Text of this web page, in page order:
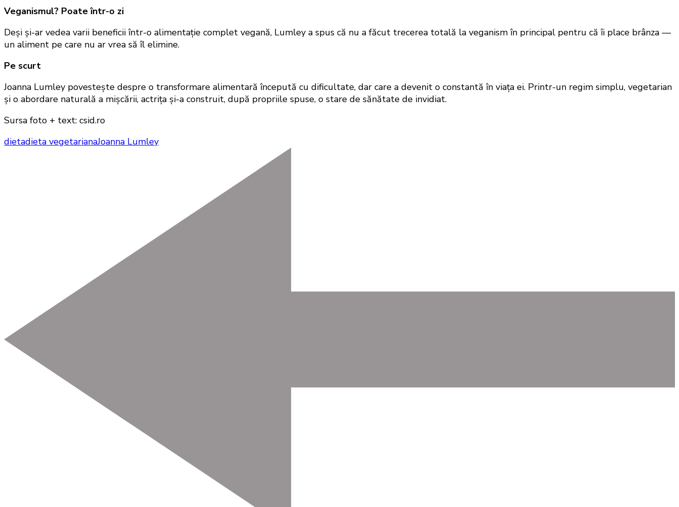
Veganismul? Poate într-o zi
Deși și-ar vedea varii beneficii într-o alimentație complet vegană, Lumley a spus că nu a făcut trecerea totală la veganism în principal pentru că îi place brânza —
un aliment pe care nu ar vrea să îl elimine.
Pe scurt
Joanna Lumley povestește despre o transformare alimentară începută cu dificultate, dar care a devenit o constantă în viața ei. Printr-un regim simplu, vegetarian
și o abordare naturală a mișcării, actrița și-a construit, după propriile spuse, o stare de sănătate de invidiat.
Sursa foto + text: csid.ro
dietadieta vegetarianaJoanna Lumley